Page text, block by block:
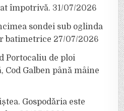
împotrivă. 31/07/2026
sondei sub oglinda
batimetrice 27/07/2026
Portocaliu de ploi
Cod Galben până mâine
Gospodăria este